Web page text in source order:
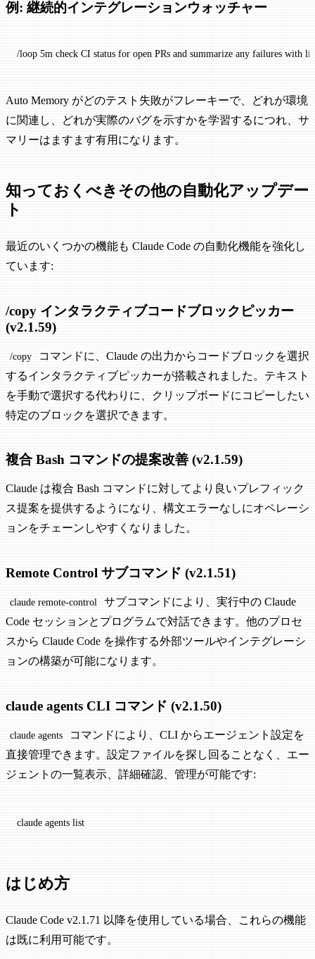
例: 継続的インテグレーションウォッチャー
/loop 5m check CI status for open PRs and summarize any failures with
Auto Memory がどのテスト失敗がフレーキーで、どれが環境
に関連し、どれが実際のバグを示すかを学習するにつれ、サ
マリーはますます有用になります。
知っておくべきその他の自動化アップデー
ト
最近のいくつかの機能も Claude Code の自動化機能を強化し
ています:
/copy インタラクティブコードブロックピッカー
(v2.1.59)
/copy
コマンドに、Claude の出力からコードブロックを選択
するインタラクティブピッカーが搭載されました。テキスト
を手動で選択する代わりに、クリップボードにコピーしたい
特定のブロックを選択できます。
複合 Bash コマンドの提案改善 (v2.1.59)
Claude は複合 Bash コマンドに対してより良いプレフィック
ス提案を提供するようになり、構文エラーなしにオペレーシ
ョンをチェーンしやすくなりました。
Remote Control サブコマンド (v2.1.51)
claude remote-control
サブコマンドにより、実行中の Claude
Code セッションとプログラムで対話できます。他のプロセ
スから Claude Code を操作する外部ツールやインテグレーシ
ョンの構築が可能になります。
claude agents CLI コマンド (v2.1.50)
claude agents
コマンドにより、CLI からエージェント設定を
直接管理できます。設定ファイルを探し回ることなく、エー
ジェントの一覧表示、詳細確認、管理が可能です:
claude agents list
はじめ方
Claude Code v2.1.71 以降を使用している場合、これらの機能
は既に利用可能です。